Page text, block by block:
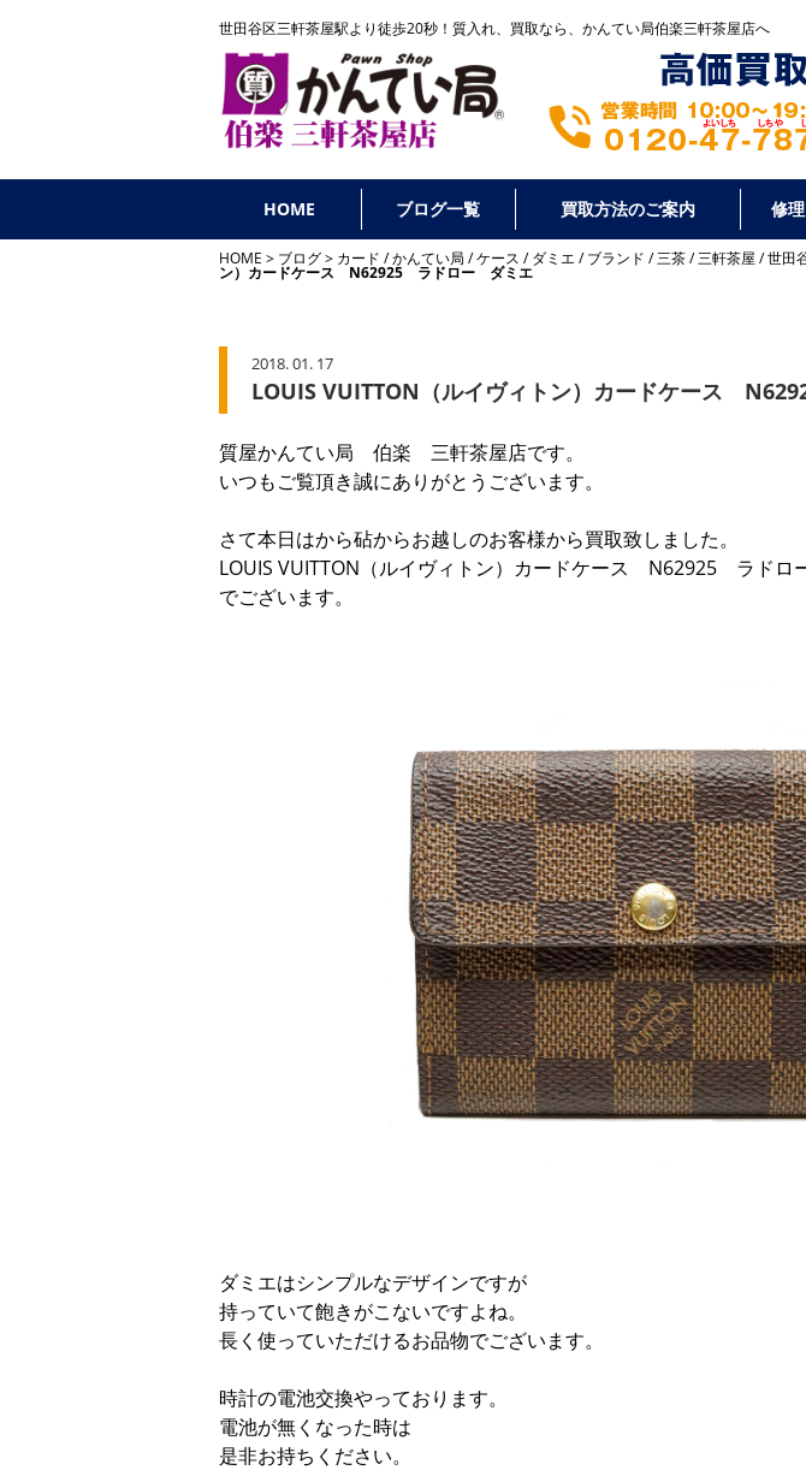
世田谷区三軒茶屋駅より徒歩20秒！ 質入れ、買取なら、かんてい局伯楽三軒茶屋店へ
HOME ブログ一覧 買取方法のご案内 修理
HOME ブログ カード /かんてい局 /ケース /ダミエ/ブランド /三茶/三軒茶屋 /世田
ン）カードケース N62925 ラドロー ダミエ
2018. 01. 17
LOUIS VUITTON（ルイヴィトン）カードケース
質屋かんてい局 伯楽 三軒茶屋店です。
いつもご覧頂き誠にありがとうございます。
さて本日はから砧からお越しのお客様から買取致しました。
LOUIS VUITTON（ルイヴィトン）カードケース N62925 ラド
でございます。
ダミエはシンプルなデザインですが
持っていて飽きがこないですよね。
長く使っていただけるお品物でございます。
時計の電池交換やっております。
電池が無くなった時は
是非お持ちください。